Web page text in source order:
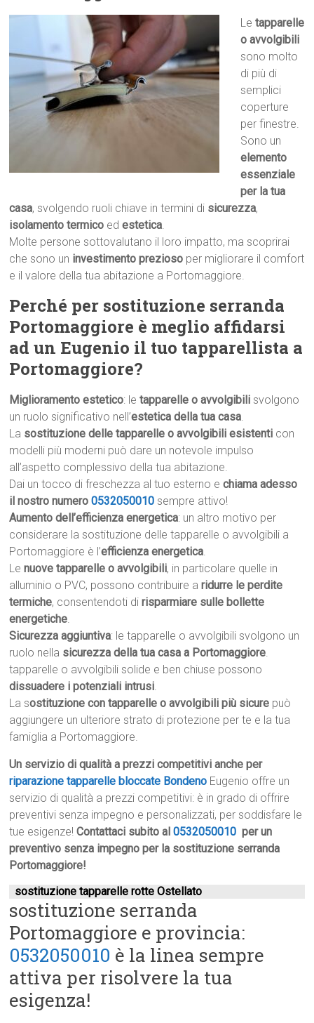
Letapparelle
o avvolgibili
sono molto
di più di
semplici
coperture
per finestre.
Sono un
elemento
essenziale
per la tua
casa, svolgendo ruoli chiave in termini di sicurezza,
isolamento termico edestetica.
Molte persone sottovalutano il loro impatto, ma scoprirai
che sono un investimento prezioso per migliorare il comfort
e il valore della tua abitazione a Portomaggiore.
Perché per sostituzione serranda
Portomaggiore è meglio affidarsi
ad un Eugenio il tuo tapparellista a
Portomaggiore?
Miglioramento estetico: letapparelle o avvolgibili svolgono
un ruolo significativo nell’estetica della tua casa.
La sostituzione delle tapparelle o avvolgibili esistenti con
modelli più moderni può dare un notevole impulso
all’aspetto complessivo della tua abitazione.
Dai un tocco di freschezza al tuo esterno echiama adesso
il nostro numero0532050010 sempre attivo!
Aumento dell’efficienza energetica: un altro motivo per
considerare la sostituzione delle tapparelle o avvolgibili a
Portomaggiore è l’efficienza energetica.
Lenuove tapparelle o avvolgibili, in particolare quelle in
alluminio o PVC, possono contribuire aridurre le perdite
termiche, consentendoti dirisparmiare sulle bollette
energetiche.
Sicurezza aggiuntiva: le tapparelle o avvolgibili svolgono un
ruolo nella sicurezza della tua casa a Portomaggiore.
tapparelle o avvolgibili solide e ben chiuse possono
dissuadere i potenziali intrusi.
La sostituzione con tapparelle o avvolgibili più sicure può
aggiungere un ulteriore strato di protezione per te e la tua
famiglia a Portomaggiore.
Un servizio di qualità a prezzi competitivi anche per
riparazione tapparelle bloccate Bondeno Eugenio offre un
servizio di qualità a prezzi competitivi: è in grado di offrire
preventivi senza impegno e personalizzati, per soddisfare le
tue esigenze!Contattaci subito al0532050010 per un
preventivo senza impegno per la sostituzione serranda
Portomaggiore!
sostituzione tapparelle rotte Ostellato
sostituzione serranda
Portomaggiore e provincia:
0532050010 è la linea sempre
attiva per risolvere la tua
esigenza!